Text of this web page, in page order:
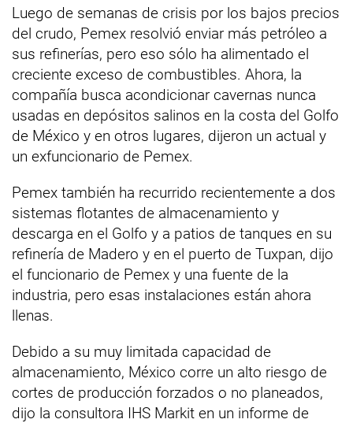
Luego de semanas de crisis por los bajos precios
del crudo, Pemex resolvió enviar más petróleo a
sus refinerías, pero eso sólo ha alimentado el
creciente exceso de combustibles. Ahora, la
compañía busca acondicionar cavernas nunca
usadas en depósitos salinos en la costa del Golfo
de México y en otros lugares, dijeron un actual y
un exfuncionario de Pemex.
Pemex también ha recurrido recientemente a dos
sistemas flotantes de almacenamiento y
descarga en el Golfo y a patios de tanques en su
refinería de Madero y en el puerto de Tuxpan, dijo
el funcionario de Pemex y una fuente de la
industria, pero esas instalaciones están ahora
llenas.
Debido a su muy limitada capacidad de
almacenamiento, México corre un alto riesgo de
cortes de producción forzados o no planeados,
dijo la consultora IHS Markit en un informe de